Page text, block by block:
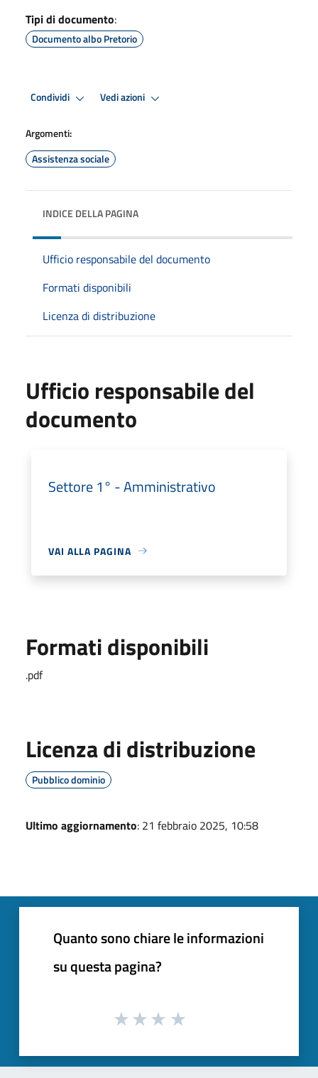
Tipi di documento:
Documento albo Pretorio
Condividi Vedi azioni
Argomenti:
Assistenza sociale
INDICE DELLA PAGINA
Ufficio responsabile del documento
Formati disponibili
Licenza di distribuzione
Ufficio responsabile del
documento
Settore 1° - Amministrativo
VAI ALLA PAGINA
Formati disponibili
.pdf
Licenza di distribuzione
Pubblico dominio
Ultimo aggiornamento: 21 febbraio 2025, 10:58
Quanto sono chiare le informazioni
su questa pagina?